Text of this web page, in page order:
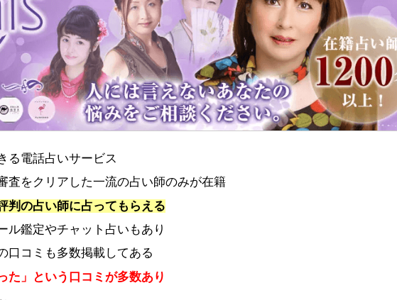
る電話占いサービス
査をクリアした一流の占い師のみが在籍
判の占い師に占ってもらえる
ル鑑定やチャット占いもあり
口コミも多数掲載してある
た」という口コミが多数あり